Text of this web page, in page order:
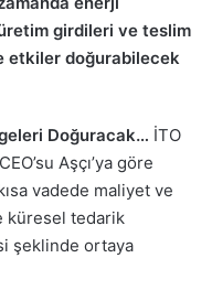
girdileri ve teslim
etkiler doğurabilecek
Doğuracak… İTO
Aşçı’ya göre
vadede maliyet ve
küresel tedarik
şeklinde ortaya